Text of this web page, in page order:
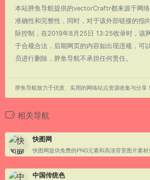
本站胖鱼导航提供的vectorCraftr都来源于网
准确性和完整性，同时，对于该外部链接的指
际控制，在2019年8月25日 13:25收录时，该
于合规合法，后期网页的内容如出现违规，可
员进行删除，胖鱼导航不承担任何责任。
胖鱼导航致力于优质、实用的网络站点资源收集与分享！
相关导航
快图网
快图网提供免费的PNG元素和高清背景图片素材
中国传统色